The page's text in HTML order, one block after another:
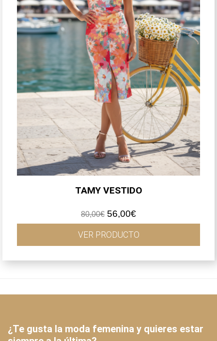
TAMY VESTIDO
80,00€ El
precio
original
era:
56,00€El
precio
actual
es:
VER PRODUCTO
¿Te gusta la moda femenina y quieres estar